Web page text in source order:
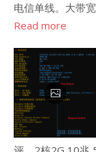
电信单线。大带
Read more